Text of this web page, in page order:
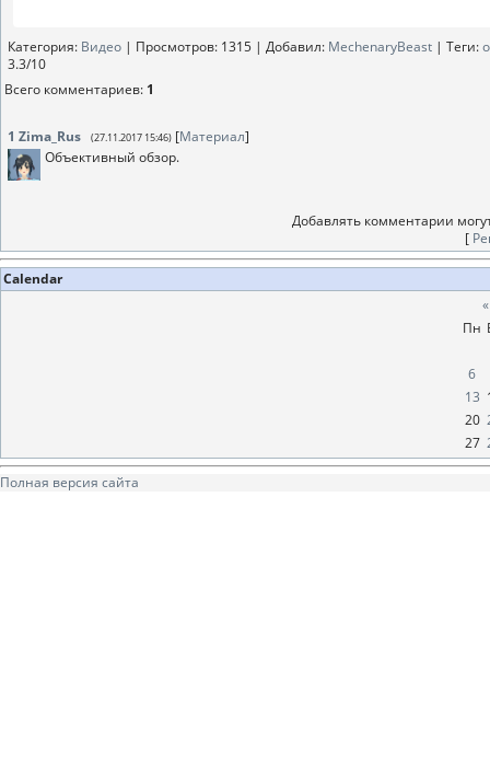
Категория: Видео | Просмотров: 1315 | Добавил: MechenaryBeast | Теги:
3.3/10
Всего комментариев: 1
1 Zima_Rus (27.11.2017 15:46) [Материал]
Объективный обзор.
Добавлять комментарии
[
Calendar
«
Пн
6
13
20
27
Полная версия сайта